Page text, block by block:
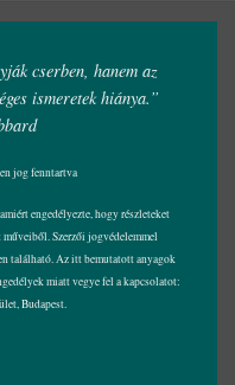
cserben, hanem az
ismeretek hiánya.”
jog fenntartva
engedélyezte, hogy részleteket
Szerzői jogvédelemmel
található. Az itt bemutatott anyagok
miatt vegye fel a kapcsolatot:
Budapest.